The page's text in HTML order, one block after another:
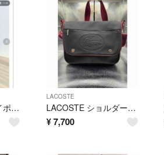
EMODA デニム ハイポケットハイウエストフレアパギンス ライトブルー
LACOSTE
LACOSTE ショルダーバッグ メッセンジャーバッグ A4サイズ可能 PVC
¥7,700